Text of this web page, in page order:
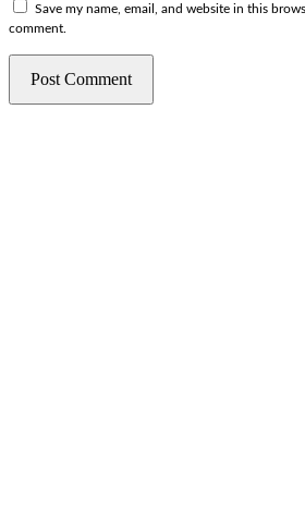
Save my name, email, and website in this
comment.